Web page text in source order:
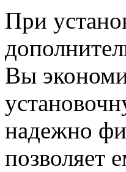
При
Вы
надежно
позволяет